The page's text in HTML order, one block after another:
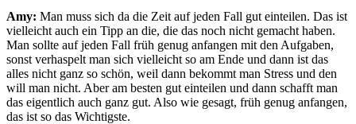
Amy: Man muss sich da die Zeit auf jeden Fall gut einteilen. Das ist
vielleicht auch ein Tipp an die, die das noch nicht gemacht haben.
Man sollte auf jeden Fall früh genug anfangen mit den Aufgaben,
sonst verhaspelt man sich vielleicht so am Ende und dann ist das
alles nicht ganz so schön, weil dann bekommt man Stress und den
will man nicht. Aber am besten gut einteilen und dann schafft man
das eigentlich auch ganz gut. Also wie gesagt, früh genug anfangen,
das ist so das Wichtigste.